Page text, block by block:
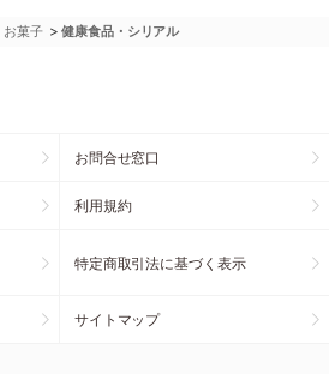
お菓子 >健康食品・シリアル
お問合せ窓口
利用規約
特定商取引法に基づく表示
サイトマップ